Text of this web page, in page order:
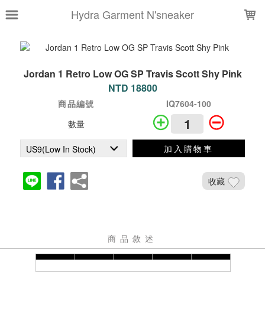
Hydra Garment N'sneaker
Jordan 1 Retro Low OG SP Travis Scott Shy Pink
NTD 18800
商品編號
IQ7604-100
數量
加入購物車
收藏
商品敘述